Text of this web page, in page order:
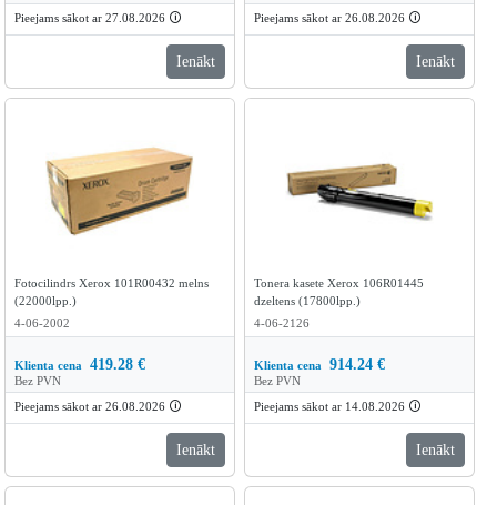
Pieejams sākot ar 27.08.2026 🛈
Ienākt
Pieejams sākot ar 26.08.2026 🛈
Ienākt
Fotocilindrs Xerox 101R00432 melns
(22000lpp.)
4-06-2002
Klienta cena 419.28 €
Bez PVN
Pieejams sākot ar 26.08.2026 🛈
Ienākt
Tonera kasete Xerox 106R01445
dzeltens (17800lpp.)
4-06-2126
Klienta cena 914.24 €
Bez PVN
Pieejams sākot ar 14.08.2026 🛈
Ienākt